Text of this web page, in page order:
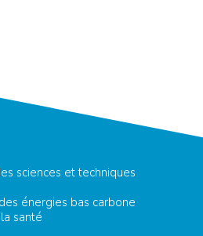
sciences et techniques
énergies bas carbone
santé